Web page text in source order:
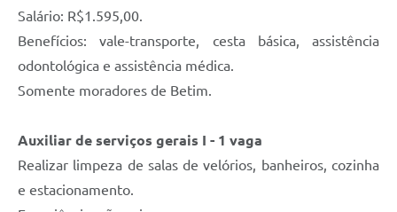
Salário: R$1.595,00.
Benefícios: vale-transporte, cesta básica, assistência
odontológica e assistência médica.
Somente moradores de Betim.
Auxiliar de serviços gerais I - 1 vaga
Realizar limpeza de salas de velórios, banheiros, cozinha
e estacionamento.